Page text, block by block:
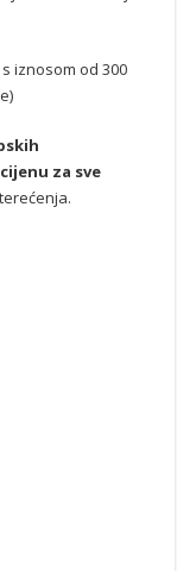
iznosom od 300
za sve